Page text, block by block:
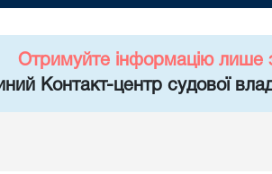
Отримуйте інформацію лише
Контакт-центр судової